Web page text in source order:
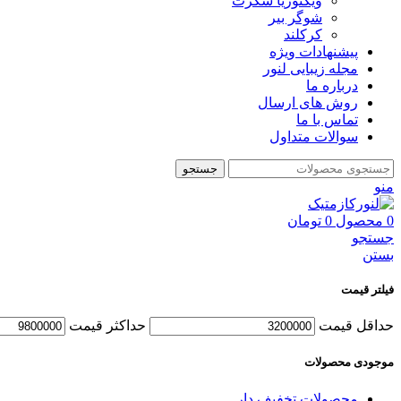
شوگر بير
کرکلند
پیشنهادات ویژه
مجله زیبایی لنور
درباره ما
روش های ارسال
تماس با ما
سوالات متداول
جستجو
منو
0 محصول 0 تومان
جستجو
بستن
فیلتر قیمت
حداقل قیمت حداكثر قيمت
موجودی محصولات